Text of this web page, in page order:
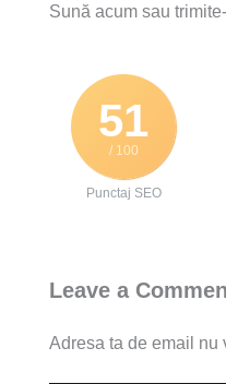
Sună acum sau
51
/ 100
Punctaj SEO
Leave a
Adresa ta de email nu